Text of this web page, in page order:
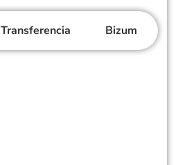
Transferencia Bizum